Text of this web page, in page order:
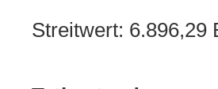
Streitwert: 6.896,29